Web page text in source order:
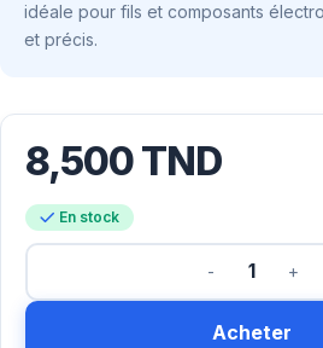
idéale pour fils et composants
et précis.
8,500TND
En stock
Acheter